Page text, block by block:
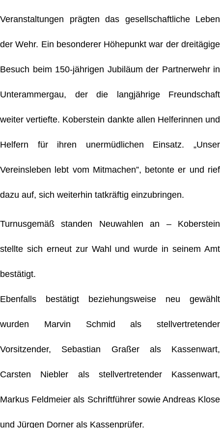
Veranstaltungen prägten das gesellschaftliche Leben
der Wehr. Ein besonderer Höhepunkt war der dreitägige
Besuch beim 150-jährigen Jubiläum der Partnerwehr in
Unterammergau, der die langjährige Freundschaft
weiter vertiefte. Koberstein dankte allen Helferinnen und
Helfern für ihren unermüdlichen Einsatz. „Unser
Vereinsleben lebt vom Mitmachen”, betonte er und rief
dazu auf, sich weiterhin tatkräftig einzubringen.
Turnusgemäß standen Neuwahlen an – Koberstein
stellte sich erneut zur Wahl und wurde in seinem Amt
bestätigt.
Ebenfalls bestätigt beziehungsweise neu gewählt
wurden Marvin Schmid als stellvertretender
Vorsitzender, Sebastian Graßer als Kassenwart,
Carsten Niebler als stellvertretender Kassenwart,
Markus Feldmeier als Schriftführer sowie Andreas Klose
und Jürgen Dorner als Kassenprüfer.